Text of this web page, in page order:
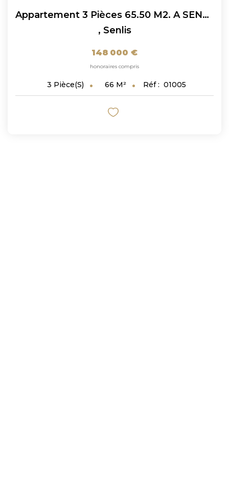
Appartement 3 Pièces 65.50 M2. A SENLIS En EXCLUSIVITE ...
, Senlis
148 000 €
honoraires compris
3 Pièce(s) 66 M² Réf : 01005